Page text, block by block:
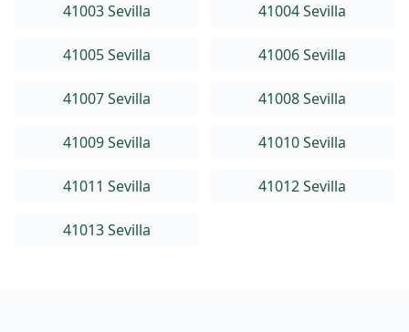
41003 Sevilla 41004 Sevilla
41005 Sevilla 41006 Sevilla
41007 Sevilla 41008 Sevilla
41009 Sevilla 41010 Sevilla
41011 Sevilla 41012 Sevilla
41013 Sevilla